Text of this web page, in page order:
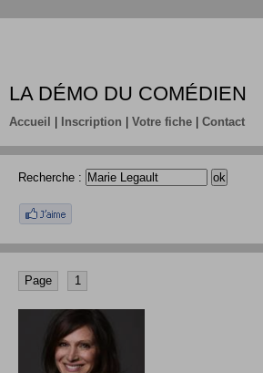
LA DÉMO DU COMÉDIEN
Accueil Inscription Votre fiche Contact
Recherche :
Page 1